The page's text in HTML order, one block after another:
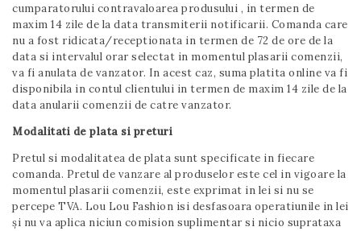
cumparatorului contravaloarea produsului , in termen de
maxim 14 zile de la data transmiterii notificarii. Comanda care
nu a fost ridicata/receptionata in termen de 72 de ore de la
data si intervalul orar selectat in momentul plasarii comenzii,
va fi anulata de vanzator. In acest caz, suma platita online va fi
disponibila in contul clientului in termen de maxim 14 zile de la
data anularii comenzii de catre vanzator.
Modalitati de plata si preturi
Pretul si modalitatea de plata sunt specificate in fiecare
comanda. Pretul de vanzare al produselor este cel in vigoare la
momentul plasarii comenzii, este exprimat in lei si nu se
percepe TVA. Lou Lou Fashion isi desfasoara operatiunile in lei
și nu va aplica niciun comision suplimentar si nicio suprataxa